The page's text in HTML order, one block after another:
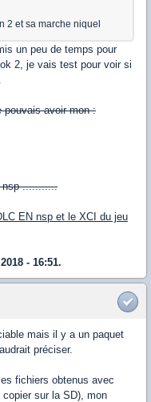
2 et sa marche niquel
un peu de temps pour
2, je vais test pour voir si
pouvais avoir mon :
nsp ...........
EN nsp et le XCI du jeu
- 16:51.
mais il y a un paquet
préciser.
fichiers obtenus avec
sur la SD), mon